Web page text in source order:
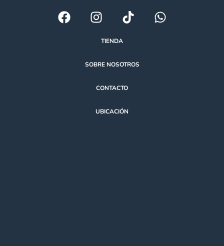
TIENDA
SOBRE NOSOTROS
CONTACTO
UBICACIÓN